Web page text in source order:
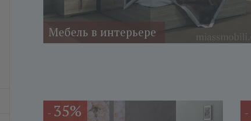
Мебель в интерьере
- 35% -